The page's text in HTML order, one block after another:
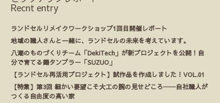
Recnt entry
ランドセルリメイクワークショップ1回目開催レポート
地域の職人さんと一緒に、ランドセルの未来を考えています。
八潮のものづくりチーム「DekiTech」が新プロジェクトを公開！自
分で育てる錫タンブラー「SUZUO」
【ランドセル再活用プロジェクト】試作品を作成しました！VOL.01
【特集】第3回 細かい要望こそ大工の腕の見せどころ──自社職人が
つくる自由度の高い家